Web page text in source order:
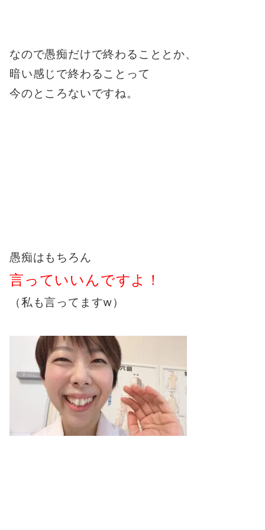
なので愚痴だけで終わることとか、
暗い感じで終わることって
今のところないですね。
愚痴はもちろん
言っていいんですよ！
（私も言ってますw）